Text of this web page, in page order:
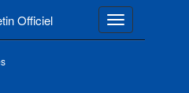
Officiel Toggle